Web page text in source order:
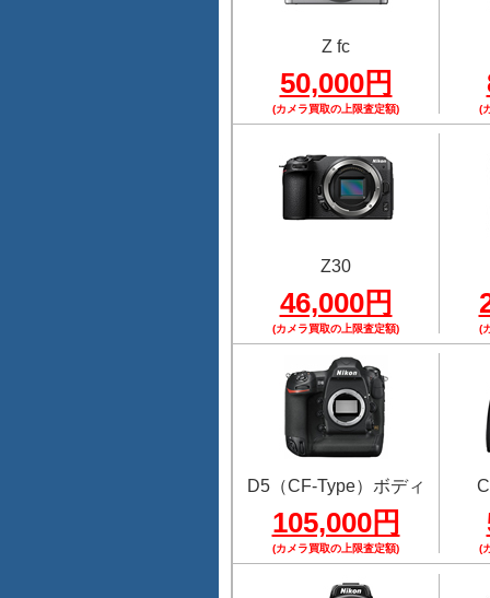
Z fc
50,000円
(カメラ買取の上限査定額) (
Z30
46,000円
(カメラ買取の上限査定額) (
D5（CF-Type）ボディ
105,000円
(カメラ買取の上限査定額) (